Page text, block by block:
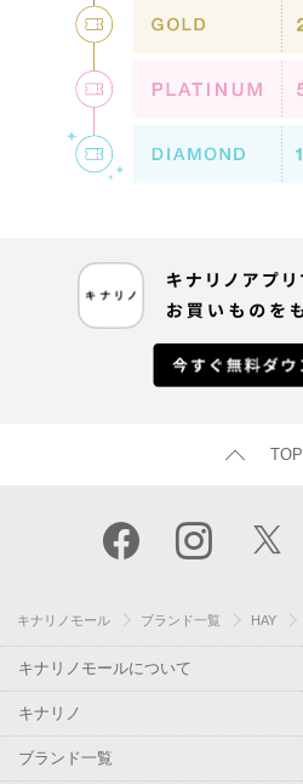
TOP
キナリノモール ブランド一覧 HAY
キナリノモールについて
キナリノ
ブランド一覧